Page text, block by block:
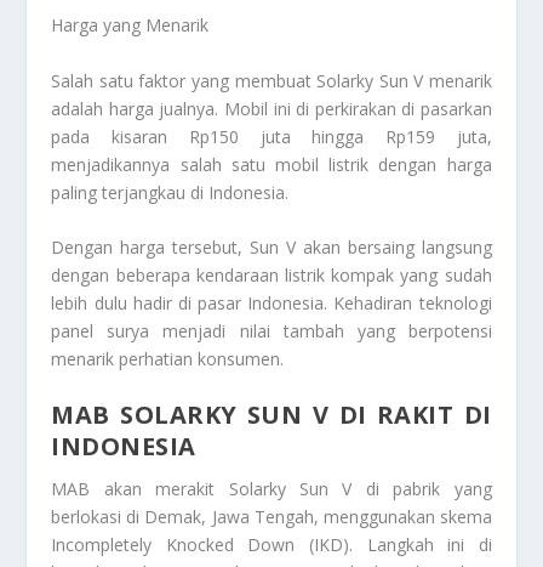
Harga yang Menarik
Salah satu faktor yang membuat Solarky Sun V menarik
adalah harga jualnya. Mobil ini di perkirakan di pasarkan
pada kisaran Rp150 juta hingga Rp159 juta,
menjadikannya salah satu mobil listrik dengan harga
paling terjangkau di Indonesia.
Dengan harga tersebut, Sun V akan bersaing langsung
dengan beberapa kendaraan listrik kompak yang sudah
lebih dulu hadir di pasar Indonesia. Kehadiran teknologi
panel surya menjadi nilai tambah yang berpotensi
menarik perhatian konsumen.
MAB SOLARKY SUN V DI RAKIT DI
INDONESIA
MAB akan merakit Solarky Sun V di pabrik yang
berlokasi di Demak, Jawa Tengah, menggunakan skema
Incompletely Knocked Down (IKD). Langkah ini di